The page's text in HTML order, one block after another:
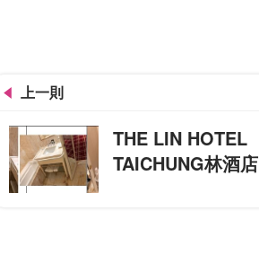
上一則
THE LIN HOTEL
TAICHUNG林酒店